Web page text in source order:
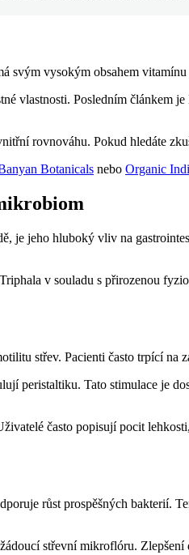
vysokým obsahem vitamínu
vlastnosti. Posledním článkem
rovnováhu. Pokud hledáte
Botanicals nebo Organic
je jeho hluboký vliv na
v souladu s přirozenou
střev. Pacienti často trpící
peristaltiku. Tato stimulace je
často popisují pocit
růst prospěšných
střevní mikroflóru.